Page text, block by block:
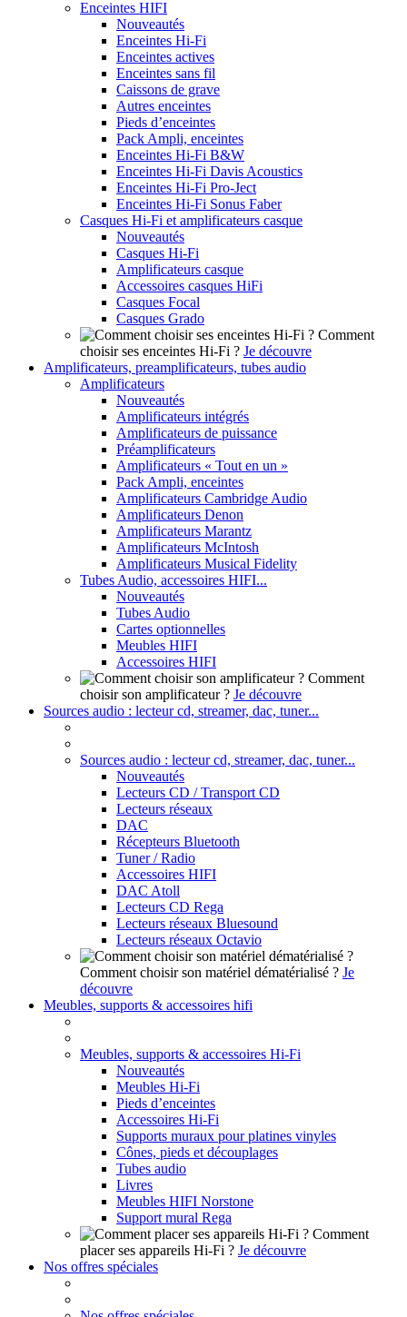
Enceintes HIFI
Nouveautés
Enceintes Hi-Fi
Enceintes actives
Enceintes sans fil
Caissons de grave
Autres enceintes
Pieds d’enceintes
Pack Ampli, enceintes
Enceintes Hi-Fi B&W
Enceintes Hi-Fi Davis Acoustics
Enceintes Hi-Fi Pro-Ject
Enceintes Hi-Fi Sonus Faber
Casques Hi-Fi et amplificateurs casque
Nouveautés
Casques Hi-Fi
Amplificateurs casque
Accessoires casques HiFi
Casques Focal
Casques Grado
Comment
choisir ses enceintes Hi-Fi ? Je découvre
Amplificateurs, preamplificateurs, tubes audio
Amplificateurs
Nouveautés
Amplificateurs intégrés
Amplificateurs de puissance
Préamplificateurs
Amplificateurs « Tout en un »
Pack Ampli, enceintes
Amplificateurs Cambridge Audio
Amplificateurs Denon
Amplificateurs Marantz
Amplificateurs McIntosh
Amplificateurs Musical Fidelity
Tubes Audio, accessoires HIFI...
Nouveautés
Tubes Audio
Cartes optionnelles
Meubles HIFI
Accessoires HIFI
Comment
choisir son amplificateur ? Je découvre
Sources audio : lecteur cd, streamer, dac, tuner...
Sources audio : lecteur cd, streamer, dac, tuner...
Nouveautés
Lecteurs CD / Transport CD
Lecteurs réseaux
DAC
Récepteurs Bluetooth
Tuner / Radio
Accessoires HIFI
DAC Atoll
Lecteurs CD Rega
Lecteurs réseaux Bluesound
Lecteurs réseaux Octavio
Comment choisir son matériel dématérialisé ? Je
découvre
Meubles, supports & accessoires hifi
Meubles, supports & accessoires Hi-Fi
Nouveautés
Meubles Hi-Fi
Pieds d’enceintes
Accessoires Hi-Fi
Supports muraux pour platines vinyles
Cônes, pieds et découplages
Tubes audio
Livres
Meubles HIFI Norstone
Support mural Rega
Comment
placer ses appareils Hi-Fi ? Je découvre
Nos offres spéciales